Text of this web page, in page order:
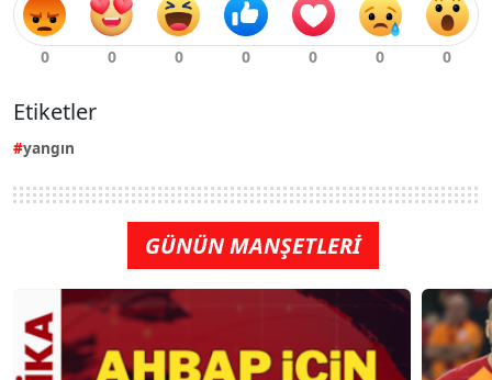
Etiketler
yangın
GÜNÜN MANŞETLERİ